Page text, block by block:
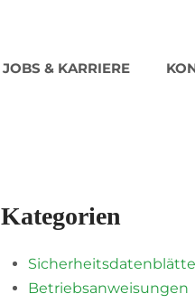
JOBS & KARRIERE
Kategorien
Betriebsanweisungen